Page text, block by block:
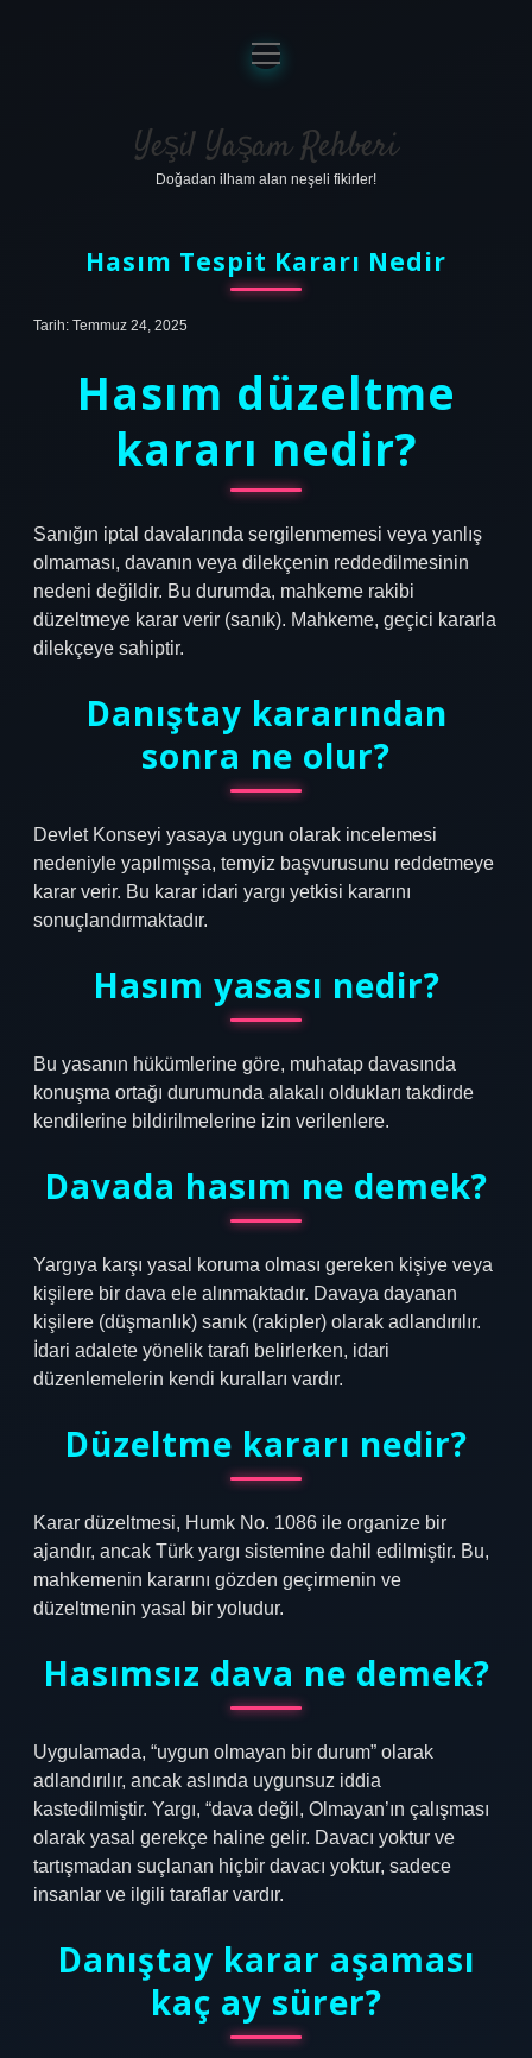
Anasayfa
Gizlilik Politikası
Yasal Uyarı
menüyü
aç
Yeşil Yaşam Rehberi
Doğadan ilham alan neşeli fikirler!
Hasım Tespit Kararı Nedir
Tarih: Temmuz 24, 2025
Hasım düzeltme
kararı nedir?
Sanığın iptal davalarında sergilenmemesi veya yanlış
olmaması, davanın veya dilekçenin reddedilmesinin
nedeni değildir. Bu durumda, mahkeme rakibi
düzeltmeye karar verir (sanık). Mahkeme, geçici kararla
dilekçeye sahiptir.
Danıştay kararından
sonra ne olur?
Devlet Konseyi yasaya uygun olarak incelemesi
nedeniyle yapılmışsa, temyiz başvurusunu reddetmeye
karar verir. Bu karar idari yargı yetkisi kararını
sonuçlandırmaktadır.
Hasım yasası nedir?
Bu yasanın hükümlerine göre, muhatap davasında
konuşma ortağı durumunda alakalı oldukları takdirde
kendilerine bildirilmelerine izin verilenlere.
Davada hasım ne demek?
Yargıya karşı yasal koruma olması gereken kişiye veya
kişilere bir dava ele alınmaktadır. Davaya dayanan
kişilere (düşmanlık) sanık (rakipler) olarak adlandırılır.
İdari adalete yönelik tarafı belirlerken, idari
düzenlemelerin kendi kuralları vardır.
Düzeltme kararı nedir?
Karar düzeltmesi, Humk No. 1086 ile organize bir
ajandır, ancak Türk yargı sistemine dahil edilmiştir. Bu,
mahkemenin kararını gözden geçirmenin ve
düzeltmenin yasal bir yoludur.
Hasımsız dava ne demek?
Uygulamada, “uygun olmayan bir durum” olarak
adlandırılır, ancak aslında uygunsuz iddia
kastedilmiştir. Yargı, “dava değil, Olmayan’ın çalışması
olarak yasal gerekçe haline gelir. Davacı yoktur ve
tartışmadan suçlanan hiçbir davacı yoktur, sadece
insanlar ve ilgili taraflar vardır.
Danıştay karar aşaması
kaç ay sürer?